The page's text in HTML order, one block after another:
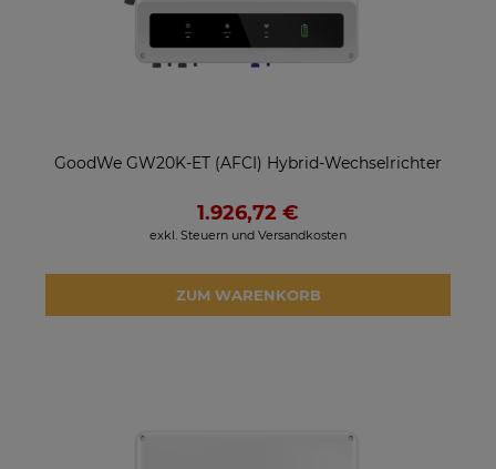
GoodWe GW20K-ET (AFCI) Hybrid-Wechselrichter
1.926,72 €
exkl. Steuern und Versandkosten
ZUM WARENKORB